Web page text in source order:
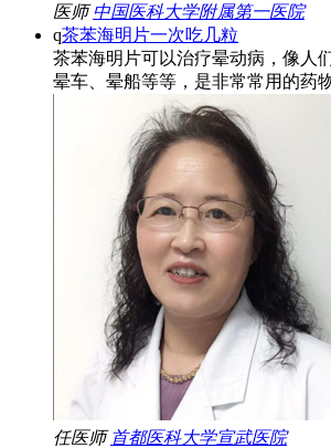
医师 中国医科大学附属第一医院
q茶苯海明片一次吃几粒
茶苯海明片可以治疗晕动病，像人
晕车、晕船等等，是非常常用的药
任医师 首都医科大学宣武医院